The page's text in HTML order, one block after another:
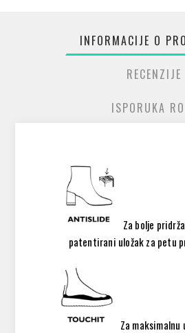
INFORMACIJE O
RECENZIJE
ISPORUKA
Za bolje
patentirani uložak za petu
Za